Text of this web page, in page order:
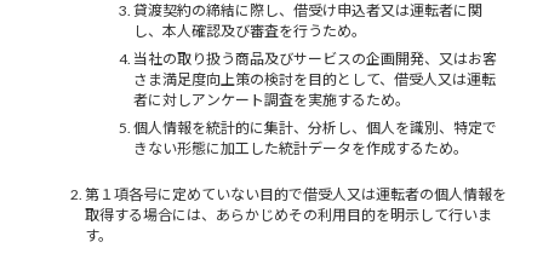
貸渡契約の締結に際し、借受け申込者又は運転者に関
し、本人確認及び審査を行うため。
当社の取り扱う商品及びサービスの企画開発、又はお客
さま満足度向上策の検討を目的として、借受人又は運転
者に対しアンケート調査を実施するため。
個人情報を統計的に集計、分析し、個人を識別、特定で
きない形態に加工した統計データを作成するため。
第１項各号に定めていない目的で借受人又は運転者の個人情報を
取得する場合には、あらかじめその利用目的を明示して行いま
す。